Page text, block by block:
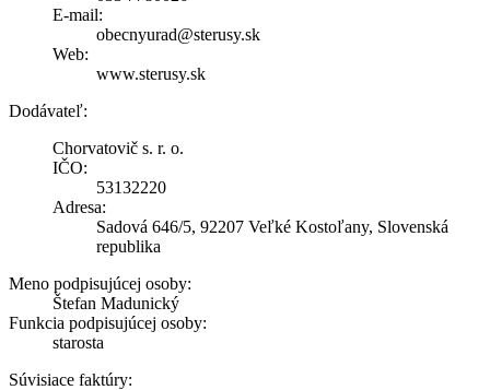
E-mail:
obecnyurad@sterusy.sk
Web:
www.sterusy.sk
Dodávateľ:
Chorvatovič s. r. o.
IČO:
53132220
Adresa:
Sadová 646/5, 92207 Veľké Kostoľany, Slovenská
republika
Meno podpisujúcej osoby:
Štefan Madunický
Funkcia podpisujúcej osoby:
starosta
Súvisiace faktúry: